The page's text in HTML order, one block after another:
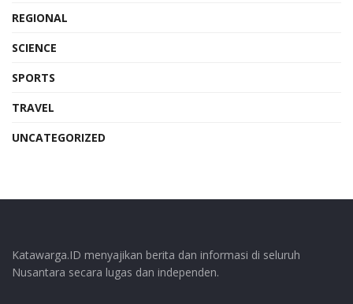
REGIONAL
SCIENCE
SPORTS
TRAVEL
UNCATEGORIZED
Katawarga.ID menyajikan berita dan informasi di seluruh
Nusantara secara lugas dan independen.